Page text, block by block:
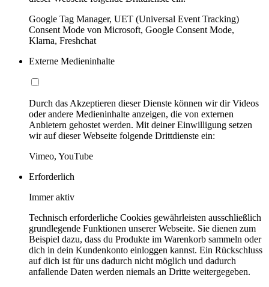
Google Tag Manager, UET (Universal Event Tracking)
Consent Mode von Microsoft, Google Consent Mode,
Klarna, Freshchat
Externe Medieninhalte
Durch das Akzeptieren dieser Dienste können wir dir Videos
oder andere Medieninhalte anzeigen, die von externen
Anbietern gehostet werden. Mit deiner Einwilligung setzen
wir auf dieser Webseite folgende Drittdienste ein:
Vimeo, YouTube
Erforderlich
Immer aktiv
Technisch erforderliche Cookies gewährleisten ausschließlich
grundlegende Funktionen unserer Webseite. Sie dienen zum
Beispiel dazu, dass du Produkte im Warenkorb sammeln oder
dich in dein Kundenkonto einloggen kannst. Ein Rückschluss
auf dich ist für uns dadurch nicht möglich und dadurch
anfallende Daten werden niemals an Dritte weitergegeben.